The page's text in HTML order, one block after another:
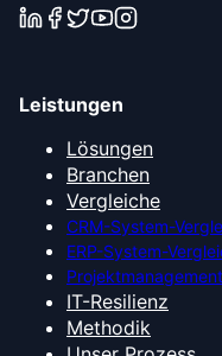
Leistungen
Lösungen
Branchen
Vergleiche
CRM-System-
ERP-System-
IT-Resilienz
Methodik